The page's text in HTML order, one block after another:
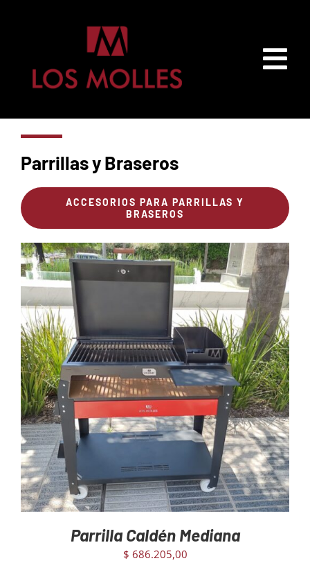
Productos
Accesorios
Contacto
Mi cuenta
Mayoristas
Carrito
Parrillas y Braseros
ACCESORIOS PARA PARRILLAS Y
BRASEROS
AGREGAR AL CARRITO / DETAILS
Parrilla Caldén Mediana
$ 686.205,00